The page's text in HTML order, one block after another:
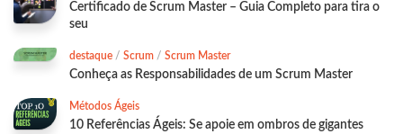
Certificado de Scrum Master – Guia Completo para tira o
seu
destaque / Scrum / Scrum Master
Conheça as Responsabilidades de um Scrum Master
Métodos Ágeis
10 Referências Ágeis: Se apoie em ombros de gigantes